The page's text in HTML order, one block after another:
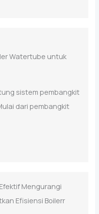
Watertube untuk
sistem pembangkit
dari pembangkit
Mengurangi
Efisiensi Boilerr